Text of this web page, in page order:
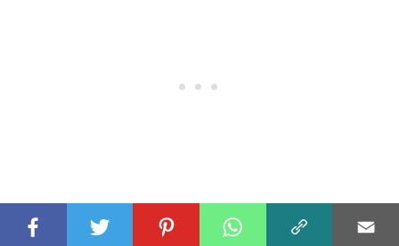
23
Anotasi membantu pengguna dalam